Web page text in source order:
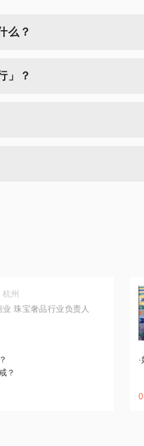
么？
」？
杭州
业 珠宝奢品行业负责人
？
·
0